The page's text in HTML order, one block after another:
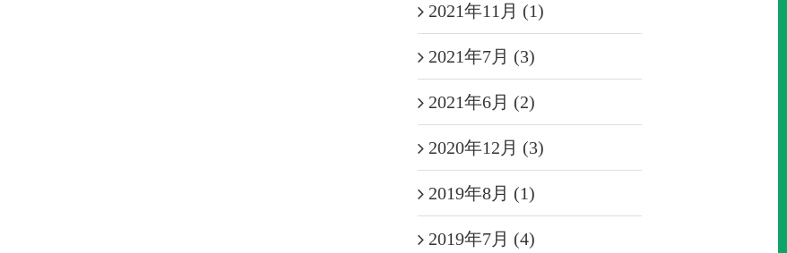
2021年11月 (1)
2021年7月 (3)
2021年6月 (2)
2020年12月 (3)
2019年8月 (1)
2019年7月 (4)